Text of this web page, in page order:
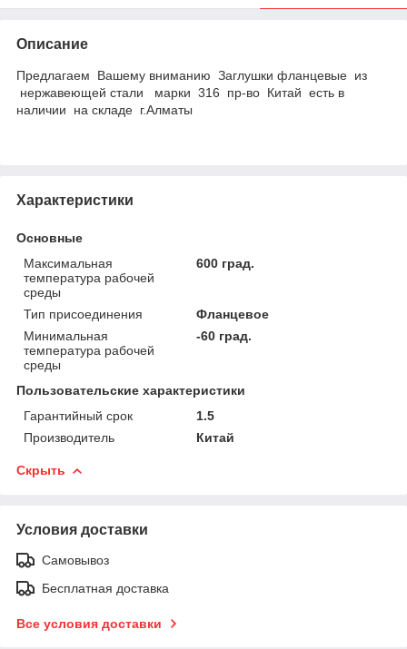
Описание
Предлагаем Вашему вниманию Заглушки фланцевые из
нержавеющей стали марки 316 пр-во Китай есть в
наличии на складе г.Алматы
Характеристики
Основные
Максимальная
температура рабочей
среды
600 град.
Тип присоединения
Фланцевое
Минимальная
температура рабочей
среды
-60 град.
Пользовательские характеристики
Гарантийный срок
1.5
Производитель
Китай
Скрыть
Условия доставки
Самовывоз
Бесплатная доставка
Все условия доставки